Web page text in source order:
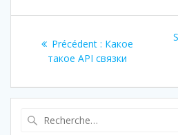
l’article
Précédent : Article
précédent
Какое
такое API связки